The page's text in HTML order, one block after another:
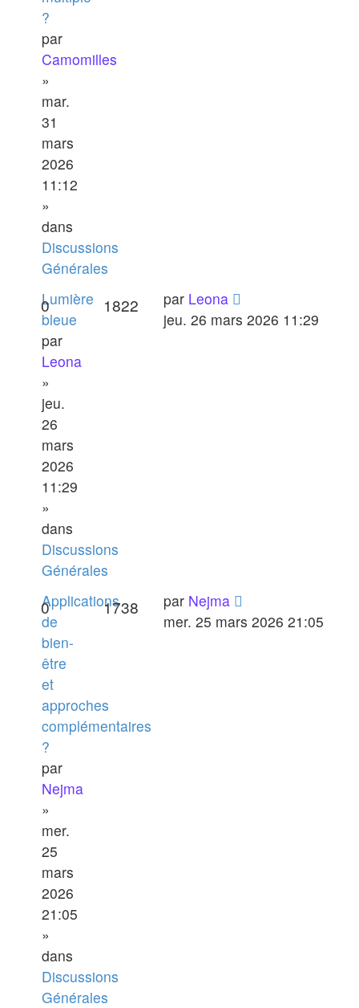
?
par
Camomilles
»
mar.
31
mars
2026
11:12
»
dans
Discussions
Générales
Lumière
bleue
par
Leona
»
jeu.
26
mars
2026
11:29
»
dans
Discussions
Générales
0 1822 par Leona
jeu. 26 mars 2026 11:29
Applications
de
bien-
être
et
approches
complémentaires
?
par
Nejma
»
mer.
25
mars
2026
21:05
»
dans
Discussions
Générales
0 1738 par Nejma
mer. 25 mars 2026 21:05